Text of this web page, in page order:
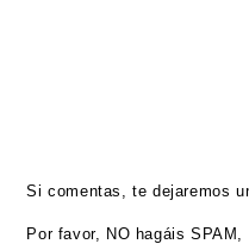
Si comentas, te dejaremos
Por favor, NO hagáis